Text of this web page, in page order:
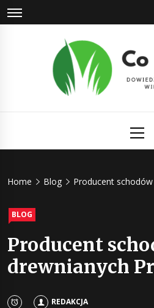
Skip
to
Menu
Home Blog Producent
BLOG
Producent
drewnianych
REDAKCJA